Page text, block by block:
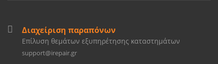
Διαχείριση παραπόνων
Επίλυση θεμάτων εξυπηρέτησης καταστημάτων
support@irepair.gr